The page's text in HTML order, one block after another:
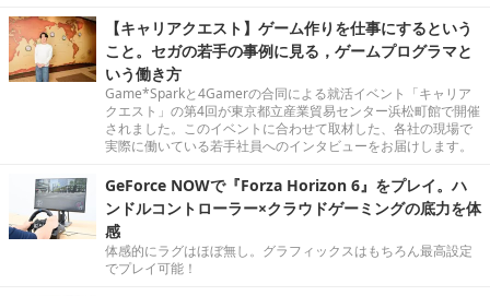
【キャリアクエスト】ゲーム作りを仕事にするという
こと。セガの若手の事例に見る，ゲームプログラマと
いう働き方
Game*Sparkと4Gamerの合同による就活イベント「キャリア
クエスト」の第4回が東京都立産業貿易センター浜松町館で開催
されました。このイベントに合わせて取材した、各社の現場で
実際に働いている若手社員へのインタビューをお届けします。
GeForce NOWで『Forza Horizon 6』をプレイ。ハ
ンドルコントローラー×クラウドゲーミングの底力を体
感
体感的にラグはほぼ無し。グラフィックスはもちろん最高設定
でプレイ可能！